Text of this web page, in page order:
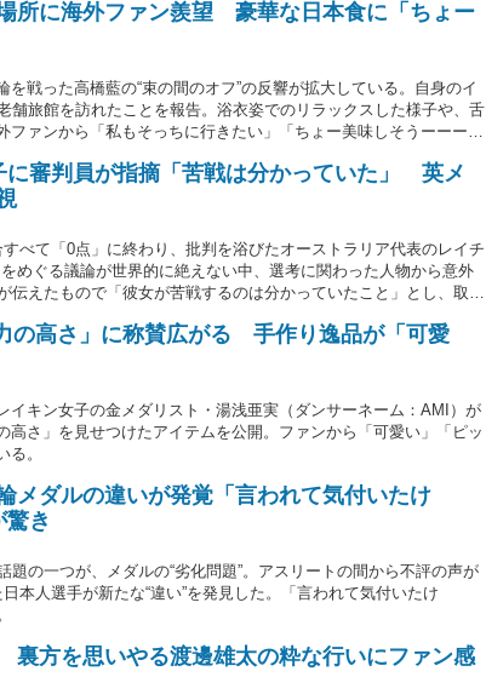
所に海外ファン羨望 豪華な日本食に「ちょー
戦った高橋藍の“束の間のオフ”の反響が拡大している。自身のイ
舗旅館を訪れたことを報告。浴衣姿でのリラックスした様子や、舌
ファンから「私もそっちに行きたい」「ちょー美味しそうーーー」
に審判員が指摘「苦戦は分かっていた」 英メ
べて「0点」に終わり、批判を浴びたオーストラリア代表のレイチ
めぐる議論が世界的に絶えない中、選考に関わった人物から意外
伝えたもので「彼女が苦戦するのは分かっていたこと」とし、取り
の高さ」に称賛広がる 手作り逸品が「可愛
イキン女子の金メダリスト・湯浅亜実（ダンサーネーム：AMI）が
高さ」を見せつけたアイテムを公開。ファンから「可愛い」「ピッ
。
ダルの違いが発覚「言われて気付いたけ
き
題の一つが、メダルの“劣化問題”。アスリートの間から不評の声が
本人選手が新たな“違い”を発見した。「言われて気付いたけ
裏方を思いやる渡邊雄太の粋な行いにファン感